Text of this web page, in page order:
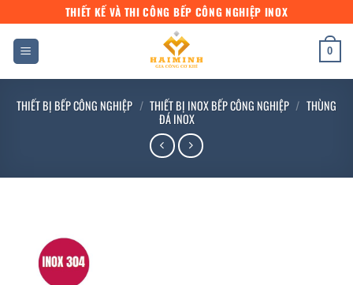
qua
dung
THIẾT KẾ VÀ THI CÔNG BẾP CÔNG NGHIỆP INOX
0
THIẾT BỊ BẾP CÔNG NGHIỆP / THIẾT BỊ INOX BẾP CÔNG NGHIỆP / THÙNG
ĐÁ INOX